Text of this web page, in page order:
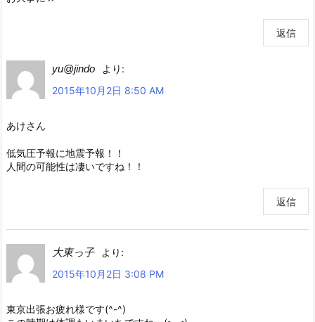
返信
yu@jindo
より:
2015年10月2日 8:50 AM
あけさん
低気圧予報に地震予報！！
人間の可能性は凄いですね！！
返信
大東っ子
より:
2015年10月2日 3:08 PM
東京出張お疲れ様です(^-^)